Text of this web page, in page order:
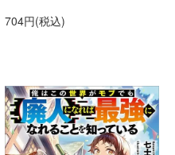
704円(税込)